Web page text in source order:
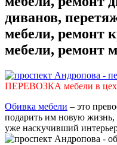
диванов,
мебели, ремонт
мебели, ремонт
ПЕРЕВОЗКА мебели в
Обивка мебели – это
подарить им новую жизнь,
уже наскучивший